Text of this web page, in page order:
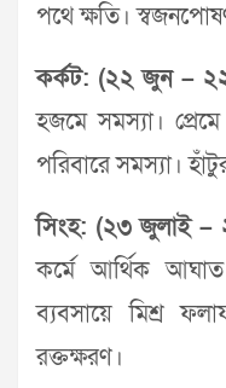
পথে ক্ষতি।
কর্কট: (২২ জুন –
হজমে সমস্যা।
পরিবারে সমস্যা।
সিংহ: (২৩ জুলাই
কর্মে আর্থিক
ব্যবসায়ে মিশ্র
রক্তক্ষরণ।